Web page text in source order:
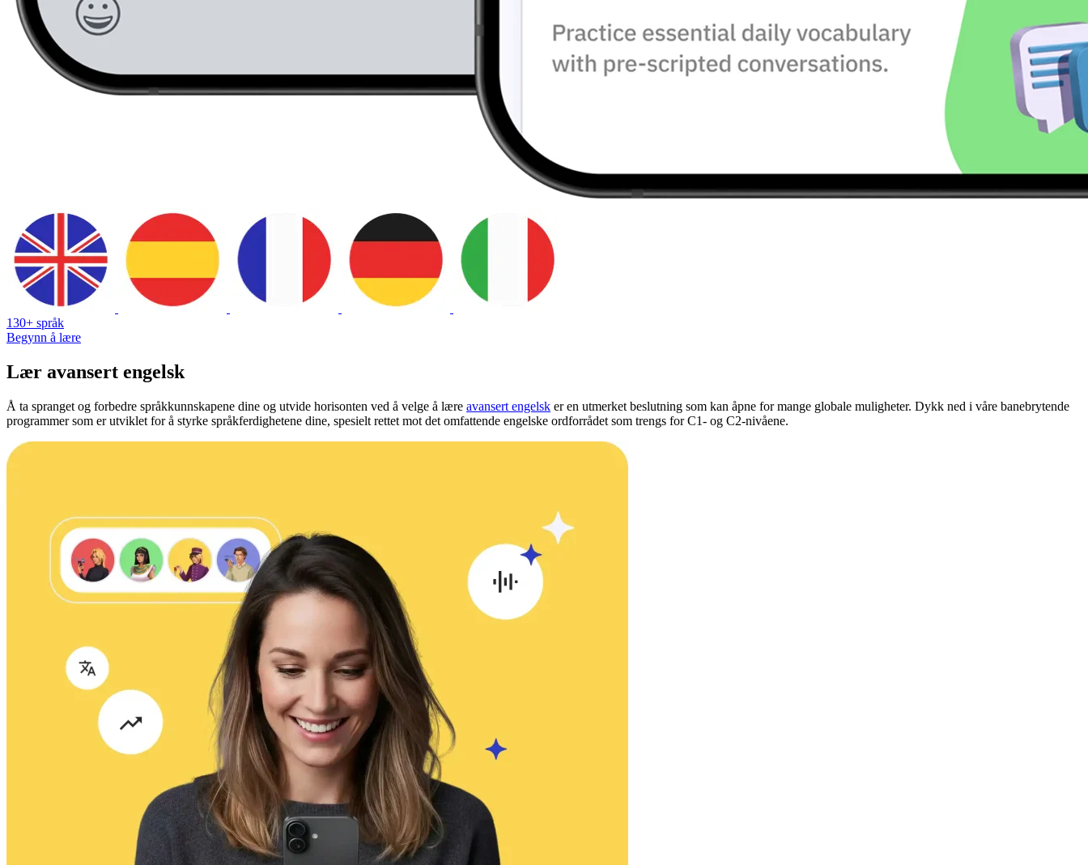
130+ språk
Begynn å lære
Lær avansert engelsk
Å ta spranget og forbedre språkkunnskapene dine og utvide horisonten ved å velge å lære avansert engelsk er en utmerket beslutning som kan åpne for mange globale muligheter. Dykk ned i våre banebrytende
programmer som er utviklet for å styrke språkferdighetene dine, spesielt rettet mot det omfattende engelske ordforrådet som trengs for C1- og C2-nivåene.